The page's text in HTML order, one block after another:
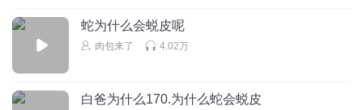
蛇为什么会蜕皮呢
肉包来了 4.02万
白爸为什么170.为什么蛇会蜕皮